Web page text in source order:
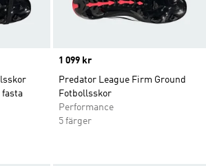
fasta
Price
1 099 kr
Predator League Firm Ground
Fotbollsskor
Performance
5 färger